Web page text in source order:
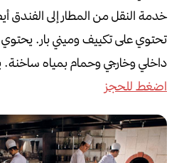
خدمة النقل من المطار إلى الفندق
تحتوي على تكييف وميني بار.
داخلي وخارجي وحمام بمياه ساخنة.
اضغط للحجز